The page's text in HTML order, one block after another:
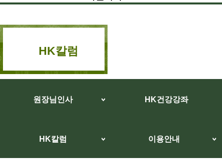
HK칼럼
원장님인사 HK건강강좌
HK칼럼 이용안내